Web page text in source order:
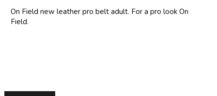
On Field new leather pro belt adult. For a pro look On
Field.